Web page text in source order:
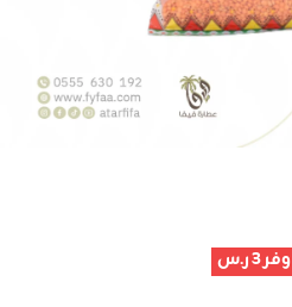
وفر3 ر.س